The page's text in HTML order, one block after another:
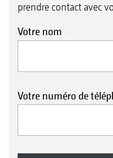
prendre contact avec
Votre nom
Votre numéro de